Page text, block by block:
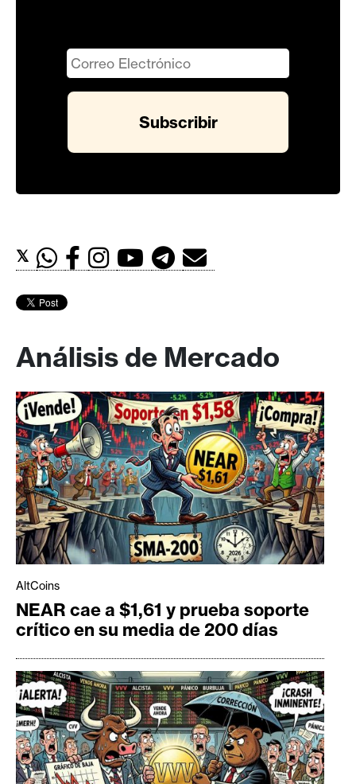
𝕏
Análisis de Mercado
AltCoins
NEAR cae a $1,61 y prueba soporte
crítico en su media de 200 días